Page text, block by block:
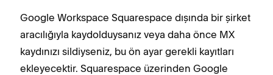
Google Workspace Squarespace dışında bir şirket
aracılığıyla kaydolduysanız veya daha önce MX
kaydınızı sildiyseniz, bu ön ayar gerekli kayıtları
ekleyecektir. Squarespace üzerinden Google